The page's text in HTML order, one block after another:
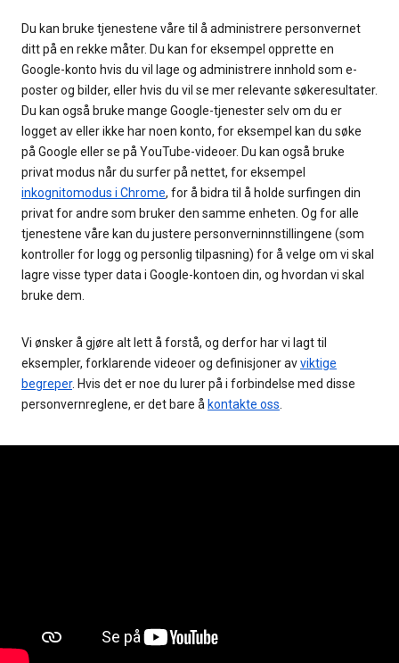
Du kan bruke tjenestene våre til å administrere personvernet
ditt på en rekke måter. Du kan for eksempel opprette en
Google-konto hvis du vil lage og administrere innhold som e-
poster og bilder, eller hvis du vil se mer relevante søkeresultater.
Du kan også bruke mange Google-tjenester selv om du er
logget av eller ikke har noen konto, for eksempel kan du søke
på Google eller se på YouTube-videoer. Du kan også bruke
privat modus når du surfer på nettet, for eksempel
inkognitomodus i Chrome, for å bidra til å holde surfingen din
privat for andre som bruker den samme enheten. Og for alle
tjenestene våre kan du justere personverninnstillingene (som
kontroller for logg og personlig tilpasning) for å velge om vi skal
lagre visse typer data i Google-kontoen din, og hvordan vi skal
bruke dem.
Vi ønsker å gjøre alt lett å forstå, og derfor har vi lagt til
eksempler, forklarende videoer og definisjoner avviktige
begreper. Hvis det er noe du lurer på i forbindelse med disse
personvernreglene, er det bare å kontakte oss